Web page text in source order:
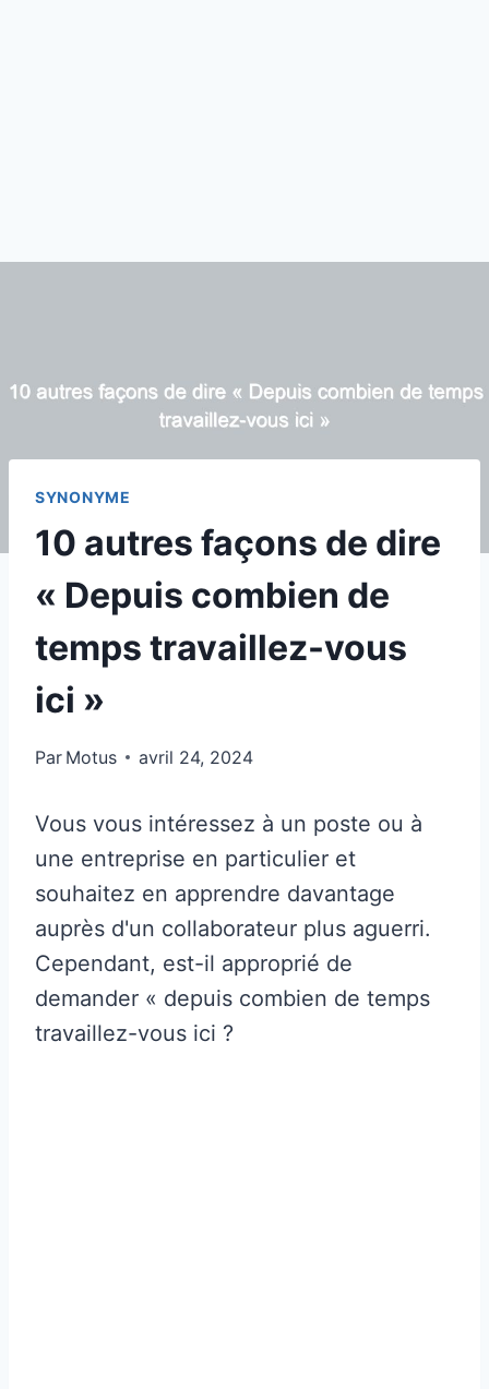
SYNONYME
10 autres façons de dire
« Depuis combien de
temps travaillez-vous
ici »
Par Motus avril 24, 2024
Vous vous intéressez à un poste ou à
une entreprise en particulier et
souhaitez en apprendre davantage
auprès d'un collaborateur plus aguerri.
Cependant, est-il approprié de
demander « depuis combien de temps
travaillez-vous ici ?